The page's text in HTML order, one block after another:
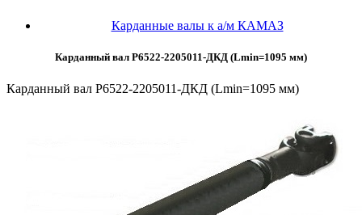
Карданные валы к а/м КАМАЗ
Карданный вал Р6522-2205011-ДКД (Lmin=1095 мм)
Карданный вал Р6522-2205011-ДКД (Lmin=1095 мм)